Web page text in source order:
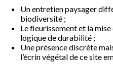
Un entretien paysager
biodiversité ;
Le fleurissement et la
logique de durabilité ;
Une présence discrète
l’écrin végétal de ce site